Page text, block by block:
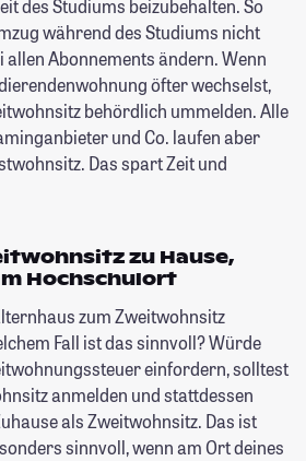
des Studiums beizubehalten. So
während des Studiums nicht
allen Abonnements ändern. Wenn
öfter wechselst,
behördlich ummelden. Alle
und Co. laufen aber
Das spart Zeit und
zu Hause,
Hochschulort
zum Zweitwohnsitz
Fall ist das sinnvoll? Würde
einfordern, solltest
anmelden und stattdessen
als Zweitwohnsitz. Das ist
sinnvoll, wenn am Ort deines